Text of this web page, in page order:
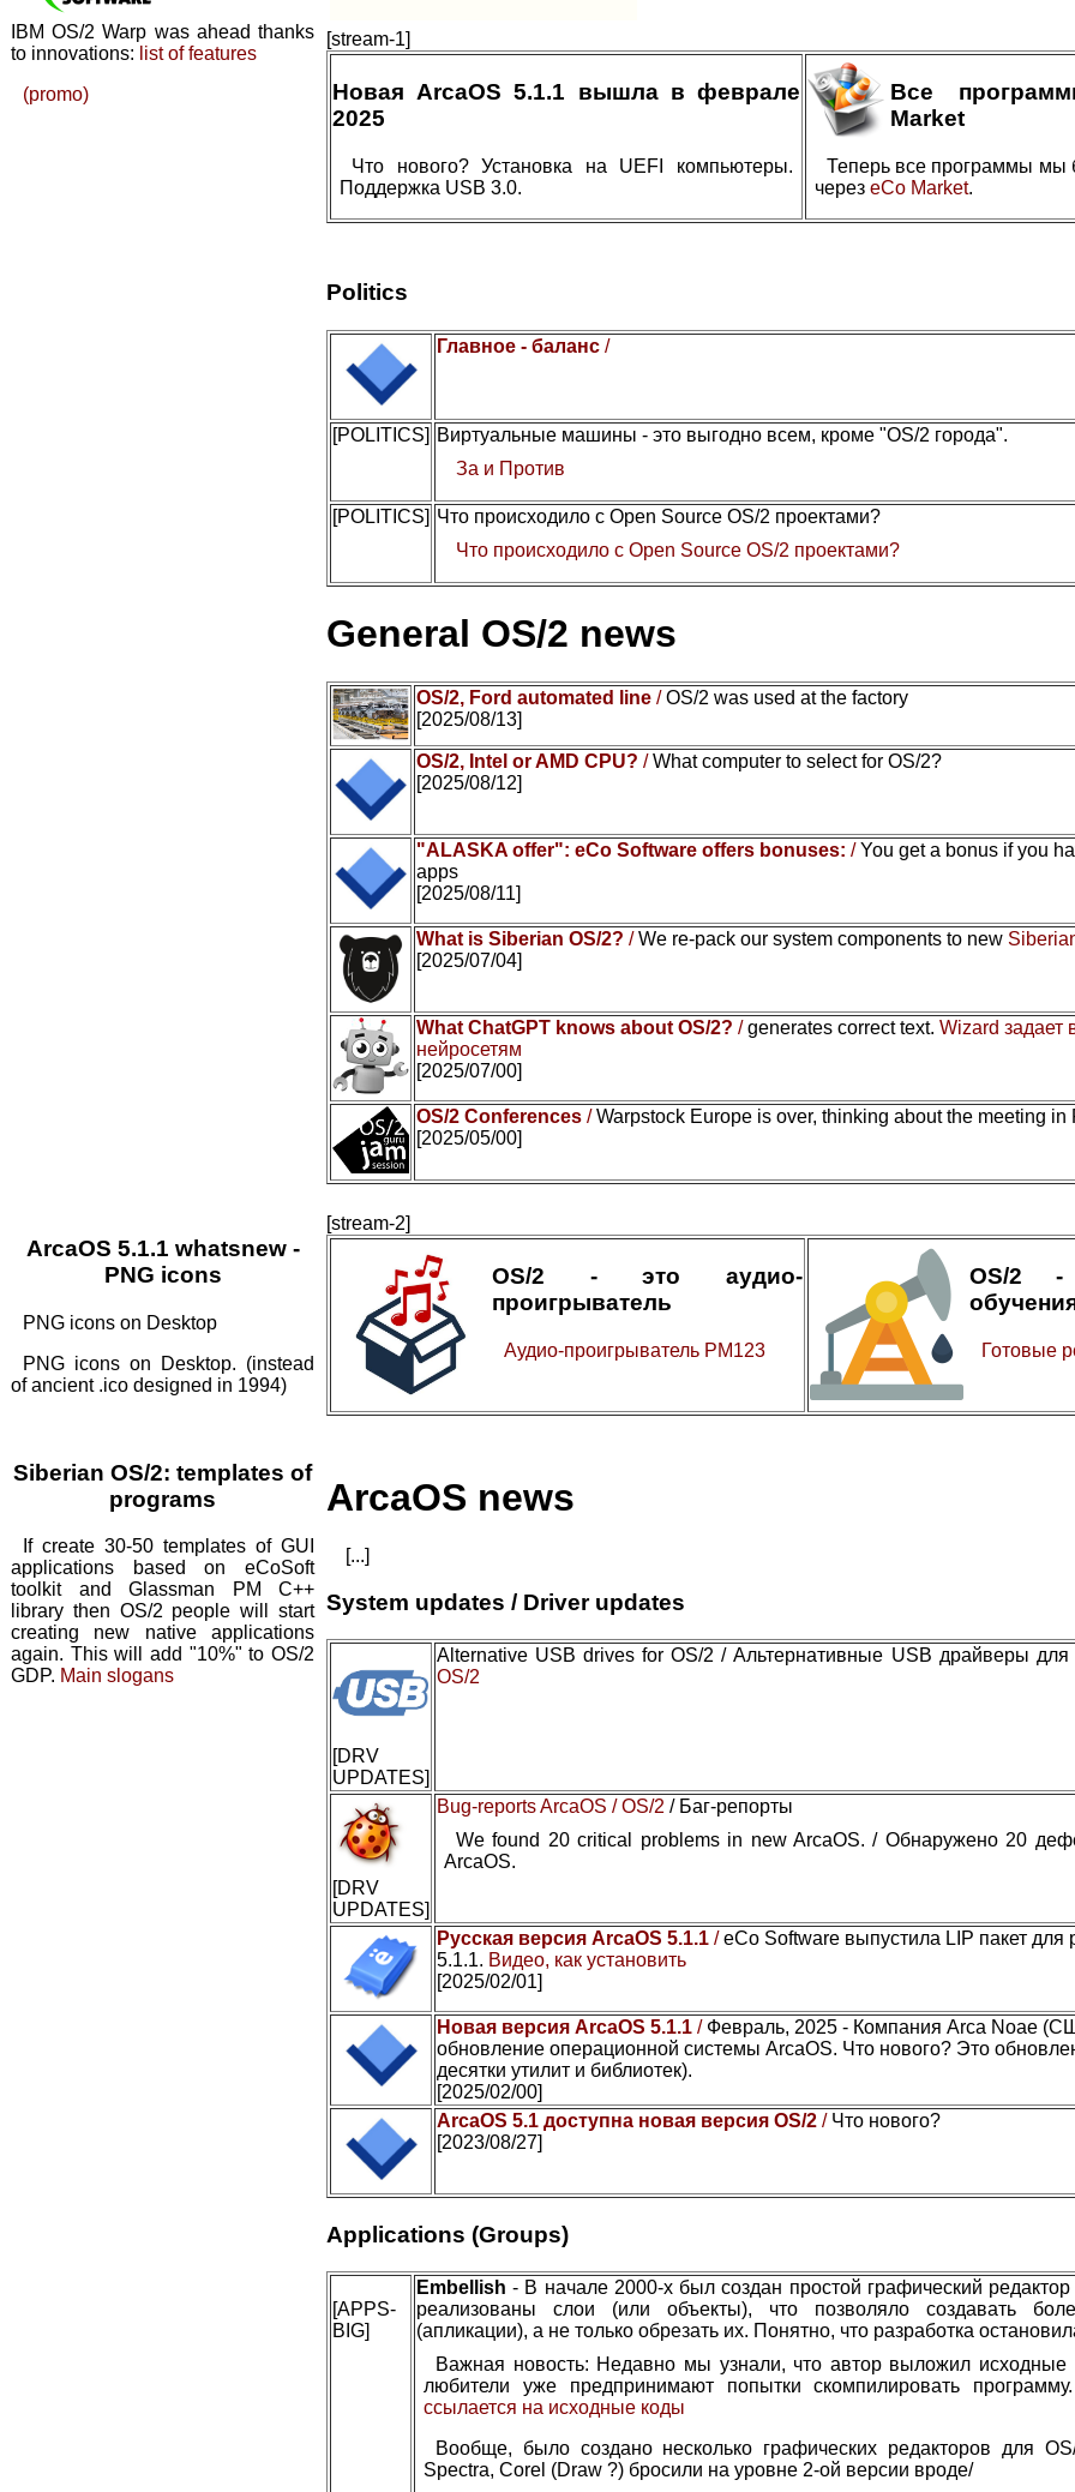
IBM OS/2 Warp was ahead thanks
to innovations: list of features
(promo)
[stream-1]
Новая ArcaOS 5.1.1 вышла в феврале
2025
Что нового? Установка на UEFI компьютеры.
Поддержка USB 3.0.
Все
Market
Теперь все программы мы
через eCo Market.
Politics
Главное - баланс /
[POLITICS] Виртуальные машины - это выгодно всем, кроме "OS/2 города".
За и Против
[POLITICS] Что происходило с Open Source OS/2 проектами?
Что происходило с Open Source OS/2 проектами?
General OS/2 news
OS/2, Ford automated line /OS/2 was used at the factory
[2025/08/13]
OS/2, Intel or AMD CPU? /What computer to select for OS/2?
[2025/08/12]
"ALASKA offer": eCo Software offers bonuses: /You get a bonus if you
apps
[2025/08/11]
What is Siberian OS/2? /We re-pack our system components to new
[2025/07/04]
What ChatGPT knows about OS/2? /generates correct text. Wizard задает
нейросетям
[2025/07/00]
OS/2 Conferences /Warpstock Europe is over, thinking about the meeting in
[2025/05/00]
ArcaOS 5.1.1 whatsnew -
PNG icons
PNG icons on Desktop
PNG icons on Desktop. (instead
of ancient .ico designed in 1994)
Siberian OS/2: templates of
programs
If create 30-50 templates of GUI
applications based on eCoSoft
toolkit and Glassman PM C++
library then OS/2 people will start
creating new native applications
again. This will add "10%" to OS/2
GDP. Main slogans
[stream-2]
OS/2 - это аудио-
проигрыватель
Аудио-проигрыватель PM123
OS/2 -
Готовые
ArcaOS news
[...]
System updates / Driver updates
[DRV
UPDATES]
Alternative USB drives for OS/2 / Альтернативные USB драйверы для
OS/2
[DRV
UPDATES]
Bug-reports ArcaOS / OS/2 / Баг-репорты
We found 20 critical problems in new ArcaOS. / Обнаружено 20
ArcaOS.
Русская версия ArcaOS 5.1.1 /eCo Software выпустила LIP пакет для
5.1.1. Видео, как установить
[2025/02/01]
Новая версия ArcaOS 5.1.1 / Февраль, 2025 - Компания Arca Noae
обновление операционной системы ArcaOS. Что нового? Это
десятки утилит и библиотек).
[2025/02/00]
ArcaOS 5.1 доступна новая версия OS/2 / Что нового?
[2023/08/27]
Applications (Groups)
[APPS-
BIG]
Embellish - В начале 2000-х был создан простой графический
реализованы слои (или объекты), что позволяло создавать
(апликации), а не только обрезать их. Понятно, что разработка
Важная новость: Недавно мы узнали, что автор выложил исходные
любители уже предпринимают попытки скомпилировать
ссылается на исходные коды
Вообще, было создано несколько графических редакторов для
Spectra, Corel (Draw ?) бросили на уровне 2-ой версии вроде/